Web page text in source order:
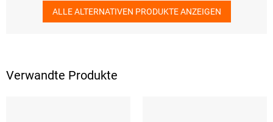
Verwandte Produkte
ALLE ALTERNATIVEN PRODUKTE ANZEIGEN